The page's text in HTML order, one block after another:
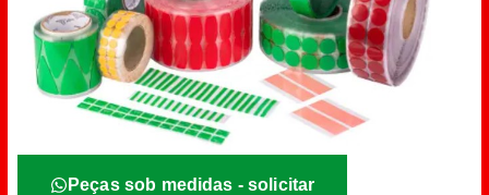
Peças sob medidas - solicitar